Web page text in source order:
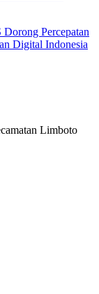
Percepatan
Digital Indonesia
Limboto